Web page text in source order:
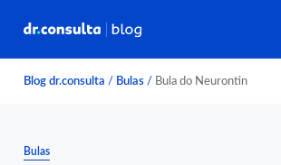
Blog dr.consulta / Bulas / Bula do Neurontin
Bulas